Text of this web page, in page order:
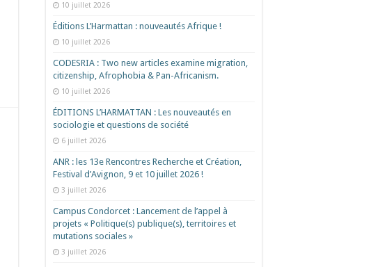
10 juillet 2026
Éditions L’Harmattan : nouveautés Afrique !​
10 juillet 2026
CODESRIA : Two new articles examine migration,
citizenship, Afrophobia & Pan-Africanism.
10 juillet 2026
ÉDITIONS L’HARMATTAN : Les nouveautés en
sociologie et questions de société
6 juillet 2026
ANR : les 13e Rencontres Recherche et Création,
Festival d’Avignon, 9 et 10 juillet 2026 !
3 juillet 2026
Campus Condorcet : Lancement de l’appel à
projets « Politique(s) publique(s), territoires et
mutations sociales »
3 juillet 2026